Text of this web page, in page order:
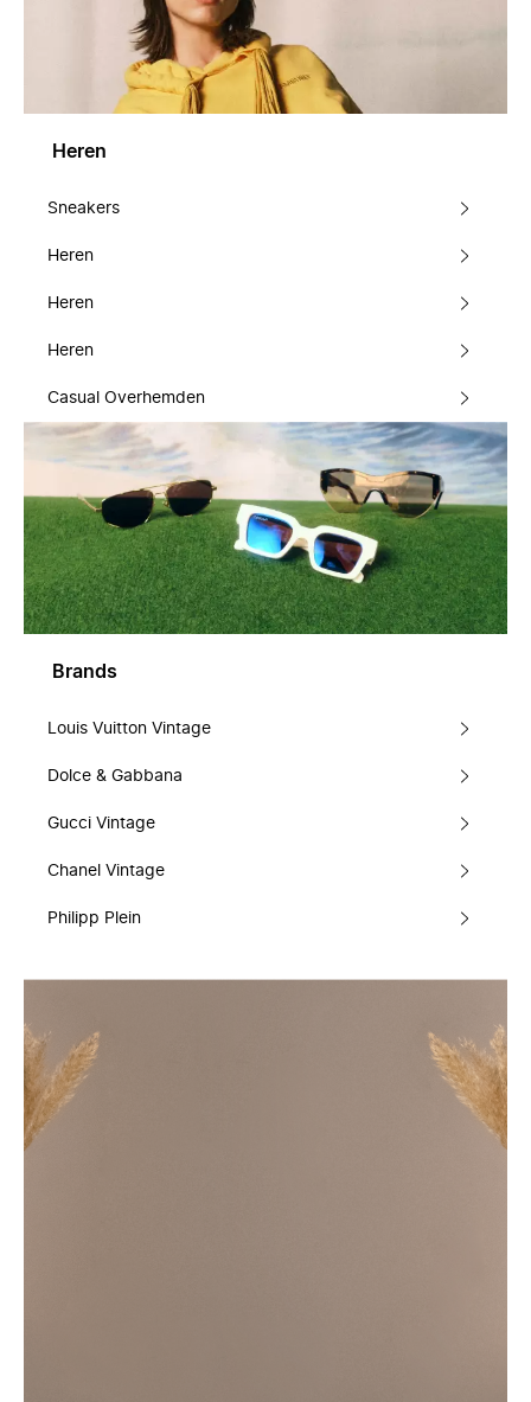
Heren
Sneakers
Heren
Heren
Heren
Casual Overhemden
Brands
Louis Vuitton Vintage
Dolce & Gabbana
Gucci Vintage
Chanel Vintage
Philipp Plein